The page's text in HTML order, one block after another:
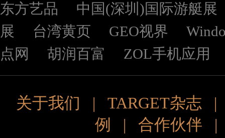
东方艺品
中国(深圳)国际游艇展
展
台湾黄页 GEO视界
点网
胡润百富 ZOL手机应用
关于我们 | TARGET杂志
例
| 合作伙伴